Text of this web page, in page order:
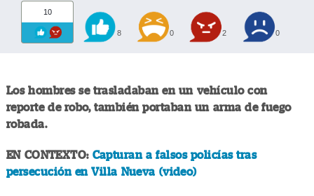
10
8 0 2 0
Los hombres se trasladaban en un vehículo con
reporte de robo, también portaban un arma de fuego
robada.
EN CONTEXTO: Capturan a falsos policías tras
persecución en Villa Nueva (video)